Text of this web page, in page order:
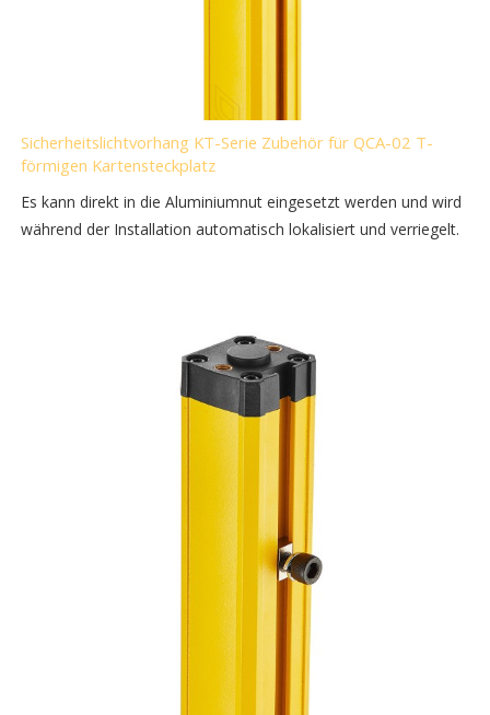
Sicherheitslichtvorhang KT-Serie Zubehör für QCA-02 T-
förmigen Kartensteckplatz
Es kann direkt in die Aluminiumnut eingesetzt werden und wird
während der Installation automatisch lokalisiert und verriegelt.